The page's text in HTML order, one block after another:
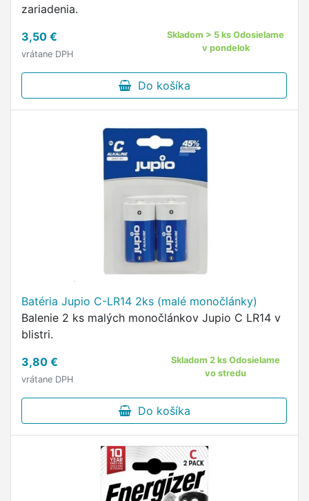
zariadenia.
3,50 €
vrátane DPH
Skladom > 5 ks Odosielame
v pondelok
Do košíka
Batéria Jupio C-LR14 2ks (malé monočlánky)
Balenie 2 ks malých monočlánkov Jupio C LR14 v
blistri.
3,80 €
vrátane DPH
Skladom 2 ks Odosielame
vo stredu
Do košíka